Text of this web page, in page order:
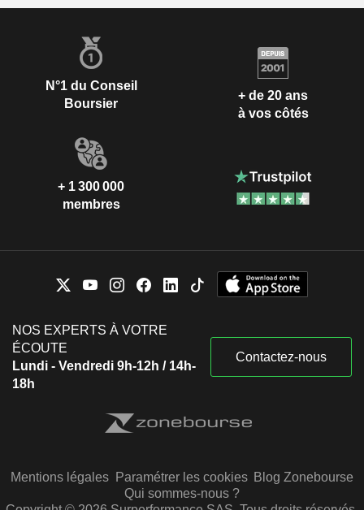
N°1 du Conseil
Boursier
+ de 20 ans
à vos côtés
+ 1 300 000
membres
NOS EXPERTS À VOTRE
ÉCOUTE
Lundi - Vendredi 9h-12h / 14h-
18h
Contactez-nous
Mentions légales Paramétrer les cookies Blog Zonebourse
Qui sommes-nous ?